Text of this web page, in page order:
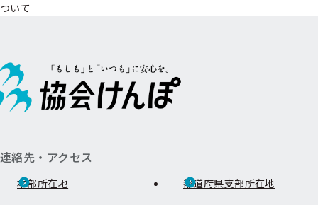
ついて
連絡先・アクセス
本部所在地 都道府県支部所在地